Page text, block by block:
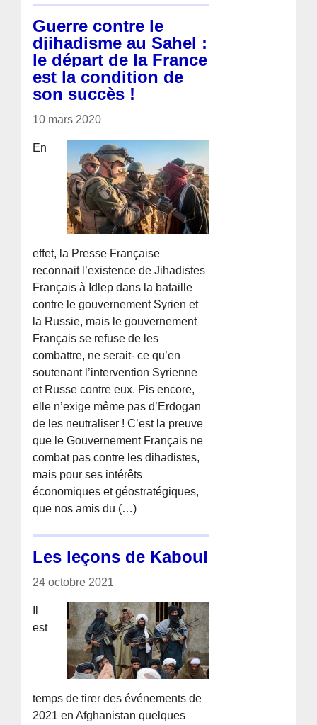
Guerre contre le
djihadisme au Sahel :
le départ de la France
est la condition de
son succès !
10 mars 2020
En
effet, la Presse Française
reconnait l’existence de Jihadistes
Français à Idlep dans la bataille
contre le gouvernement Syrien et
la Russie, mais le gouvernement
Français se refuse de les
combattre, ne serait- ce qu’en
soutenant l’intervention Syrienne
et Russe contre eux. Pis encore,
elle n’exige même pas d’Erdogan
de les neutraliser ! C’est la preuve
que le Gouvernement Français ne
combat pas contre les dihadistes,
mais pour ses intérêts
économiques et géostratégiques,
que nos amis du (…)
Les leçons de Kaboul
24 octobre 2021
est
temps de tirer des événements de
2021 en Afghanistan quelques